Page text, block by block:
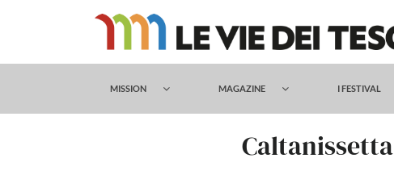
MISSION MAGAZINE I FESTIVAL